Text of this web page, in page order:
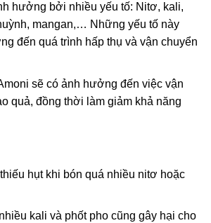
hưởng bởi nhiều yếu tố: Nitơ, kali,
mangan,… Những yếu tố này
đến quá trình hấp thụ và vận chuyển
sẽ có ảnh hưởng đến việc vận
quả, đồng thời làm giảm khả năng
hụt khi bón quá nhiều nitơ hoặc
kali và phốt pho cũng gây hại cho